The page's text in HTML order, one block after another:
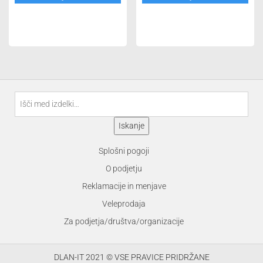
Iskanje
Splošni pogoji
O podjetju
Reklamacije in menjave
Veleprodaja
Za podjetja/društva/organizacije
DLAN-IT 2021 © VSE PRAVICE PRIDRŽANE